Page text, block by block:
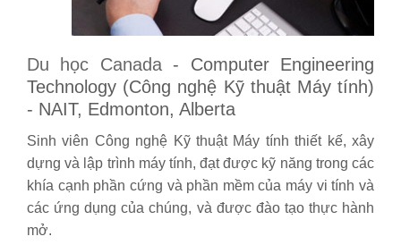
Du học Canada- Computer Engineering
Technology (Công nghệ Kỹ thuật Máy tính)
- NAIT, Edmonton, Alberta
Sinh viên Công nghệ Kỹ thuật Máy tính thiết kế, xây
dựng và lập trình máy tính, đạt được kỹ năng trong các
khía cạnh phần cứng và phần mềm của máy vi tính và
các ứng dụng của chúng, và được đào tạo thực hành
mở.